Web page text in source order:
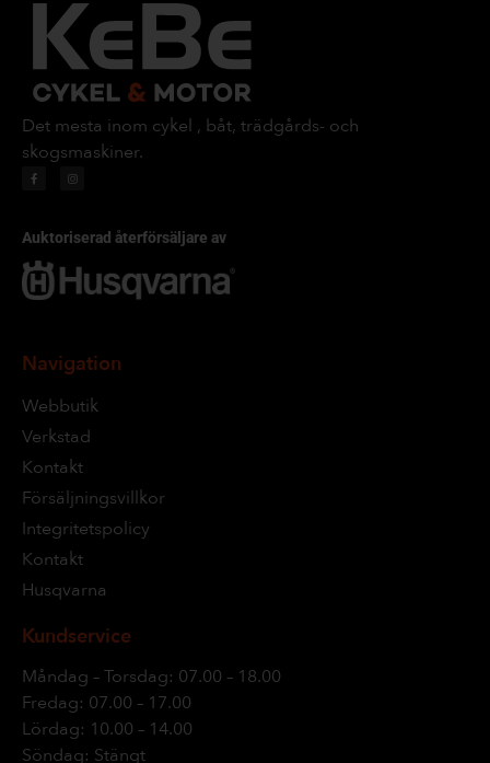
Det mesta inom cykel , båt, trädgårds- och
skogsmaskiner.
Auktoriserad återförsäljare av
Navigation
Webbutik
Verkstad
Kontakt
Försäljningsvillkor
Integritetspolicy
Kontakt
Husqvarna
Kundservice
Måndag – Torsdag: 07.00 – 18.00
Fredag: 07.00 – 17.00
Lördag: 10.00 – 14.00
Söndag: Stängt